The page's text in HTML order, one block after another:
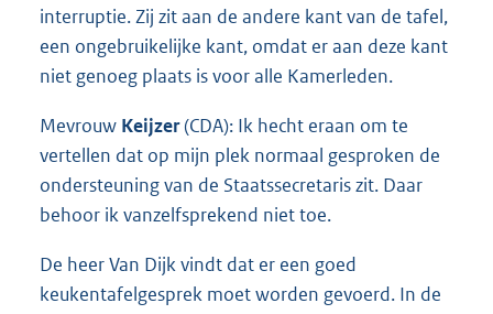
interruptie. Zij zit aan de andere kant van de tafel,
een ongebruikelijke kant, omdat er aan deze kant
niet genoeg plaats is voor alle Kamerleden.
Mevrouw Keijzer(CDA): Ik hecht eraan om te
vertellen dat op mijn plek normaal gesproken de
ondersteuning van de Staatssecretaris zit. Daar
behoor ik vanzelfsprekend niet toe.
De heer Van Dijk vindt dat er een goed
keukentafelgesprek moet worden gevoerd. In de